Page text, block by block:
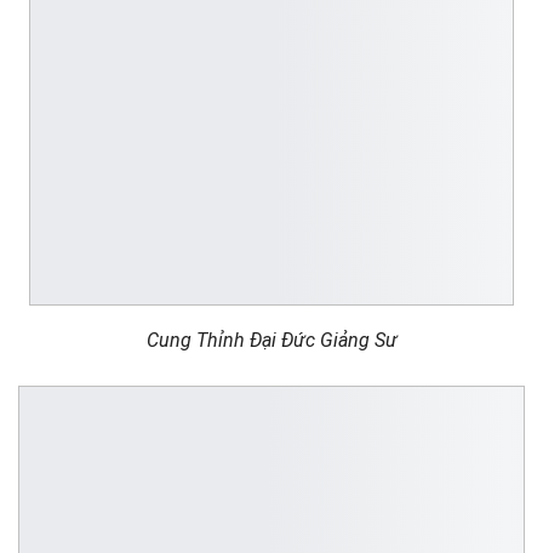
Cung Thỉnh Đại Đức Giảng Sư